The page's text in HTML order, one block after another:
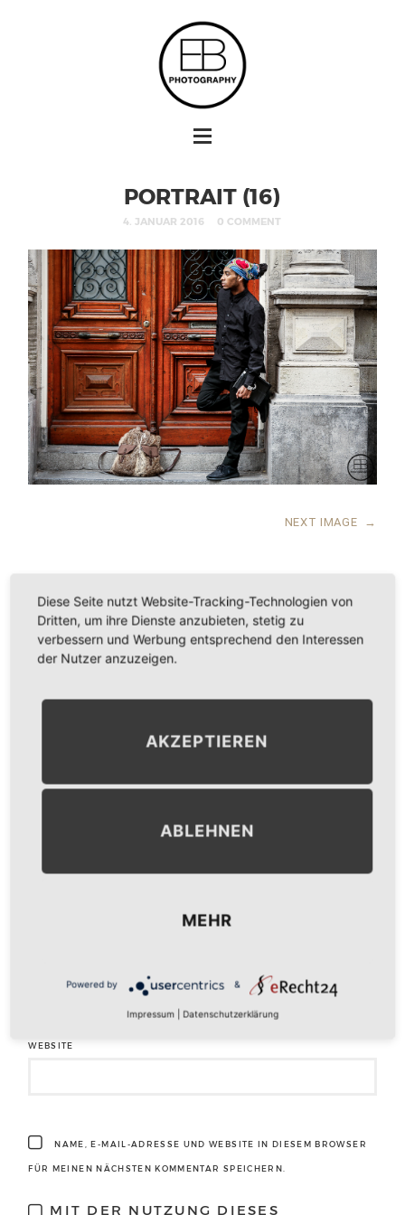
PORTRAIT (16)
4. JANUAR 2016 0 COMMENT
NEXT IMAGE →
LEAVE A COMMENT
WEBSITE
NAME, E-MAIL-ADRESSE UND WEBSITE IN DIESEM BROWSER
FÜR MEINEN NÄCHSTEN KOMMENTAR SPEICHERN.
MIT DER NUTZUNG DIESES
Diese Seite nutzt Website-Tracking-Technologien von
Dritten, um ihre Dienste anzubieten, stetig zu
verbessern und Werbung entsprechend den Interessen
der Nutzer anzuzeigen.
AKZEPTIEREN
ABLEHNEN
MEHR
Powered by &
Impressum Datenschutzerklärung